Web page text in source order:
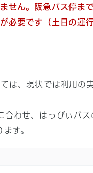
せん。阪急バス停ま
必要です（土日の運
、現状では利用の
わせ、はっぴぃバス
す。